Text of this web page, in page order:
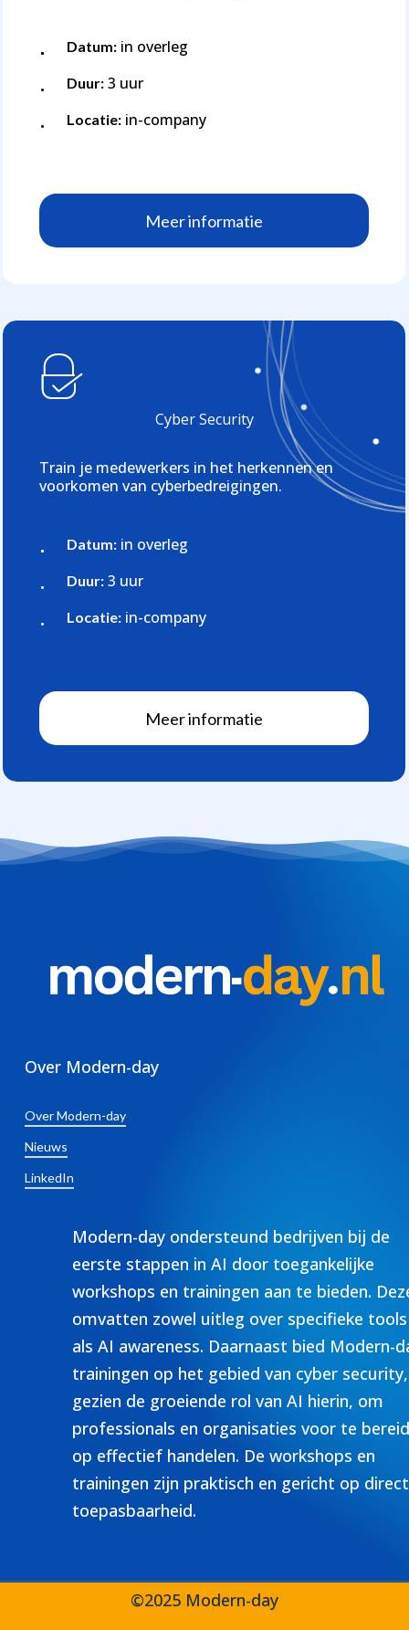
Datum: in overleg
Duur: 3 uur
Locatie: in-company
Meerinformatie
Cyber Security
Train je medewerkers in het herkennen en
voorkomen van cyberbedreigingen.
Datum: in overleg
Duur: 3 uur
Locatie: in-company
Meerinformatie
Over Modern-day
Over Modern-day
Nieuws
LinkedIn
Modern-day ondersteund bedrijven bij de
eerste stappen in AI door toegankelijke
workshops en trainingen aan te bieden.
omvatten zowel uitleg over specifieke tools
als AI awareness. Daarnaast bied Modern-
trainingen op het gebied van cyber security,
gezien de groeiende rol van AI hierin, om
professionals en organisaties voor te
op effectief handelen. De workshops en
trainingen zijn praktisch en gericht op
toepasbaarheid.
©2025 Modern-day